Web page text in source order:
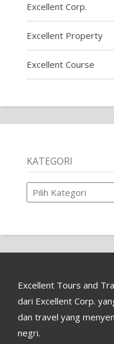
Excellent Corp.
Excellent Property
Excellent Course
KATEGORI
Kategori
Excellent Tours and
dari Excellent Corp.
dan travel yang
negri.